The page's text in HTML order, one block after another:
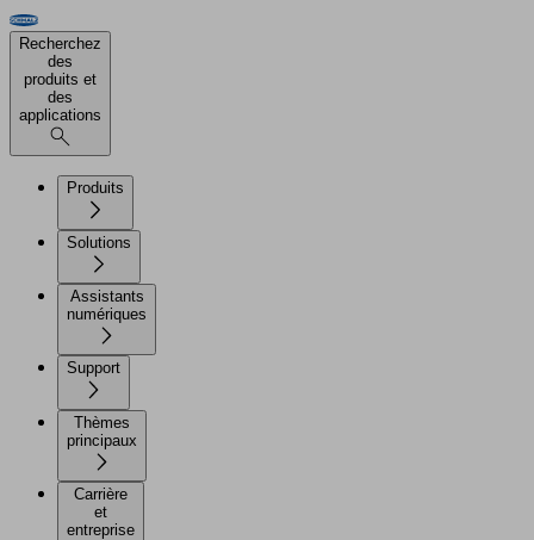
Recherchez
des
produits et
des
applications
Produits
Solutions
Assistants
numériques
Support
Thèmes
principaux
Carrière
et
entreprise